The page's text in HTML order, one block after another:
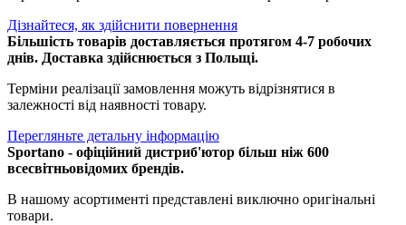
Дізнайтеся, як здійснити повернення
Більшість товарів доставляється протягом 4-7 робочих
днів. Доставка здійснюється з Польщі.
Терміни реалізації замовлення можуть відрізнятися в
залежності від наявності товару.
Перегляньте детальну інформацію
Sportano - офіційний дистриб'ютор більш ніж 600
всесвітньовідомих брендів.
В нашому асортименті представлені виключно оригінальні
товари.